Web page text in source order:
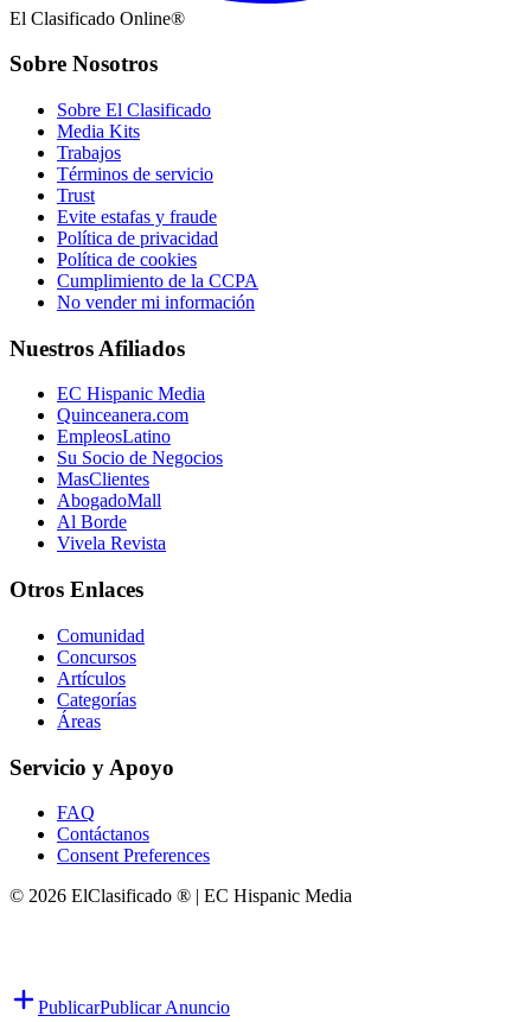
El Clasificado Online®
Sobre Nosotros
Sobre El Clasificado
Media Kits
Trabajos
Términos de servicio
Trust
Evite estafas y fraude
Política de privacidad
Política de cookies
Cumplimiento de la CCPA
No vender mi información
Nuestros Afiliados
EC Hispanic Media
Quinceanera.com
EmpleosLatino
Su Socio de Negocios
MasClientes
AbogadoMall
Al Borde
Vivela Revista
Otros Enlaces
Comunidad
Concursos
Artículos
Categorías
Áreas
Servicio y Apoyo
FAQ
Contáctanos
Consent Preferences
© 2026 ElClasificado ® | EC Hispanic Media
PublicarPublicar Anuncio